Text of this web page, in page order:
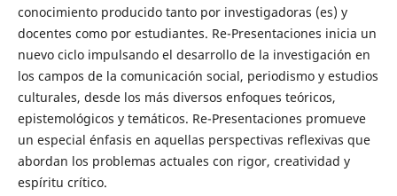
conocimiento producido tanto por investigadoras (es) y
docentes como por estudiantes. Re-Presentaciones inicia un
nuevo ciclo impulsando el desarrollo de la investigación en
los campos de la comunicación social, periodismo y estudios
culturales, desde los más diversos enfoques teóricos,
epistemológicos y temáticos. Re-Presentaciones promueve
un especial énfasis en aquellas perspectivas reflexivas que
abordan los problemas actuales con rigor, creatividad y
espíritu crítico.